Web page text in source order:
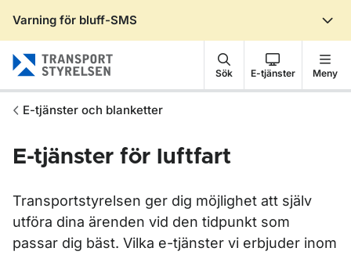
Varning för bluff-SMS
Sök E-tjänster Meny
E-tjänster och blanketter
E-tjänster för luftfart
Transportstyrelsen ger dig möjlighet att själv
utföra dina ärenden vid den tidpunkt som
passar dig bäst. Vilka e-tjänster vi erbjuder inom